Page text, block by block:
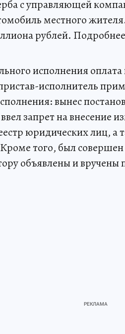
с управляющей
местного
рублей.
исполнения
исполнитель
вынес
запрет на внесение
юридических лиц, а
того, был
объявлены и